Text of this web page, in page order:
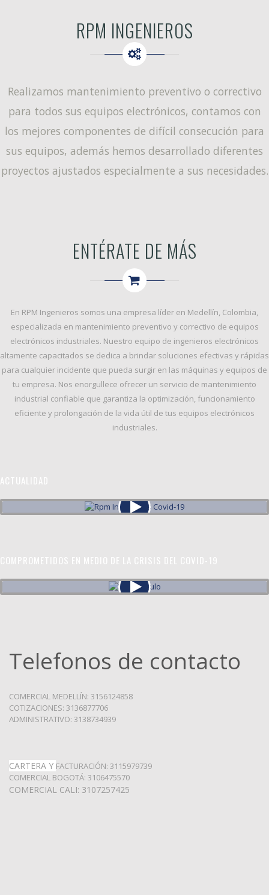
RPM INGENIEROS
Realizamos mantenimiento preventivo o correctivo
para todos sus equipos electrónicos, contamos con
los mejores componentes de difícil consecución para
sus equipos, además hemos desarrollado diferentes
proyectos ajustados especialmente a sus necesidades.
ENTÉRATE DE MÁS
En RPM Ingenieros somos una empresa líder en Medellín, Colombia,
especializada en mantenimiento preventivo y correctivo de equipos
electrónicos industriales. Nuestro equipo de ingenieros electrónicos
altamente capacitados se dedica a brindar soluciones efectivas y rápidas
para cualquier incidente que pueda surgir en las máquinas y equipos de
tu empresa. Nos enorgullece ofrecer un servicio de mantenimiento
industrial confiable que garantiza la optimización, funcionamiento
eficiente y prolongación de la vida útil de tus equipos electrónicos
industriales.
ACTUALIDAD
COMPROMETIDOS EN MEDIO DE LA CRISIS DEL COVID-19
Telefonos de contacto
COMERCIAL MEDELLÍN: 3156124858
COTIZACIONES: 3136877706
ADMINISTRATIVO: 3138734939
CARTERA Y FACTURACIÓN: 3115979739
COMERCIAL BOGOTÁ: 3106475570
COMERCIAL CALI: 3107257425